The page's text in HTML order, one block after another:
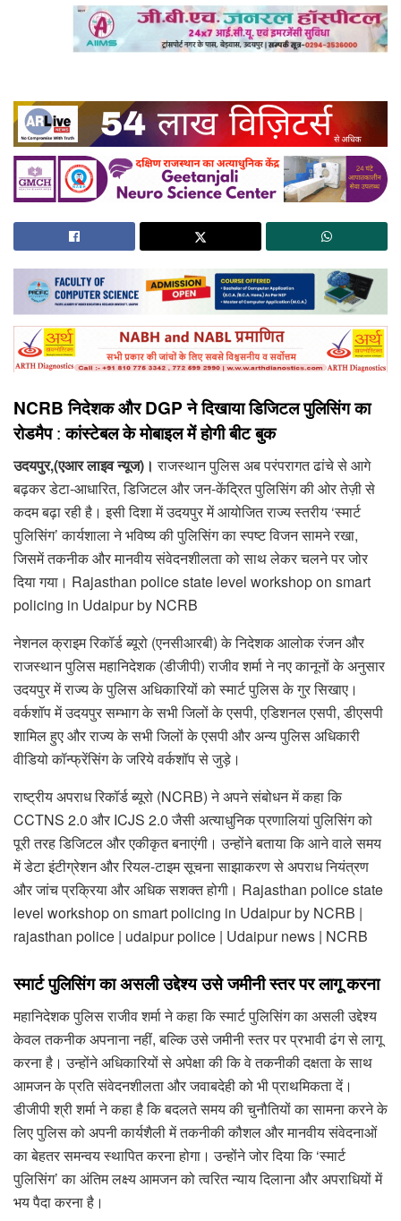
NCRB निदेशक और DGP ने दिखाया डिजिटल पुलिसिंग का
रोडमैप:कांस्टेबल के मोबाइल में होगी बीट बुक
उदयपुर,(एआर लाइव न्यूज)। राजस्थान पुलिस अब परंपरागत ढांचे से आगे
बढ़कर डेटा-आधारित, डिजिटल और जन-केंद्रित पुलिसिंग की ओर तेज़ी से
कदम बढ़ा रही है। इसी दिशा में उदयपुर में आयोजित राज्य स्तरीय ‘स्मार्ट
पुलिसिंग’ कार्यशाला ने भविष्य की पुलिसिंग का स्पष्ट विजन सामने रखा,
जिसमें तकनीक और मानवीय संवेदनशीलता को साथ लेकर चलने पर जोर
दिया गया। Rajasthan police state level workshop on smart
policing in Udaipur by NCRB
नेशनल क्राइम रिकॉर्ड ब्यूरो (एनसीआरबी) के निदेशक आलोक रंजन और
राजस्थान पुलिस महानिदेशक (डीजीपी) राजीव शर्मा ने नए कानूनों के अनुसार
उदयपुर में राज्य के पुलिस अधिकारियों को स्मार्ट पुलिस के गुर सिखाए।
वर्कशॉप में उदयपुर सम्भाग के सभी जिलों के एसपी, एडिशनल एसपी, डीएसपी
शामिल हुए और राज्य के सभी जिलों के एसपी और अन्य पुलिस अधिकारी
वीडियो कॉन्फ्रेंसिंग के जरिये वर्कशॉप से जुड़े।
राष्ट्रीय अपराध रिकॉर्ड ब्यूरो (NCRB) ने अपने संबोधन में कहा कि
CCTNS 2.0 और ICJS 2.0 जैसी अत्याधुनिक प्रणालियां पुलिसिंग को
पूरी तरह डिजिटल और एकीकृत बनाएंगी। उन्होंने बताया कि आने वाले समय
में डेटा इंटीग्रेशन और रियल-टाइम सूचना साझाकरण से अपराध नियंत्रण
और जांच प्रक्रिया और अधिक सशक्त होगी। Rajasthan police state
level workshop on smart policing in Udaipur by NCRB |
rajasthan police | udaipur police | Udaipur news | NCRB
स्मार्ट पुलिसिंग का असली उद्देश्य उसे जमीनी स्तर पर लागू करना
महानिदेशक पुलिस राजीव शर्मा ने कहा कि स्मार्ट पुलिसिंग का असली उद्देश्य
केवल तकनीक अपनाना नहीं, बल्कि उसे जमीनी स्तर पर प्रभावी ढंग से लागू
करना है। उन्होंने अधिकारियों से अपेक्षा की कि वे तकनीकी दक्षता के साथ
आमजन के प्रति संवेदनशीलता और जवाबदेही को भी प्राथमिकता दें।
डीजीपी श्री शर्मा ने कहा है कि बदलते समय की चुनौतियों का सामना करने के
लिए पुलिस को अपनी कार्यशैली में तकनीकी कौशल और मानवीय संवेदनाओं
का बेहतर समन्वय स्थापित करना होगा। उन्होंने जोर दिया कि ‘स्मार्ट
पुलिसिंग’ का अंतिम लक्ष्य आमजन को त्वरित न्याय दिलाना और अपराधियों में
भय पैदा करना है।